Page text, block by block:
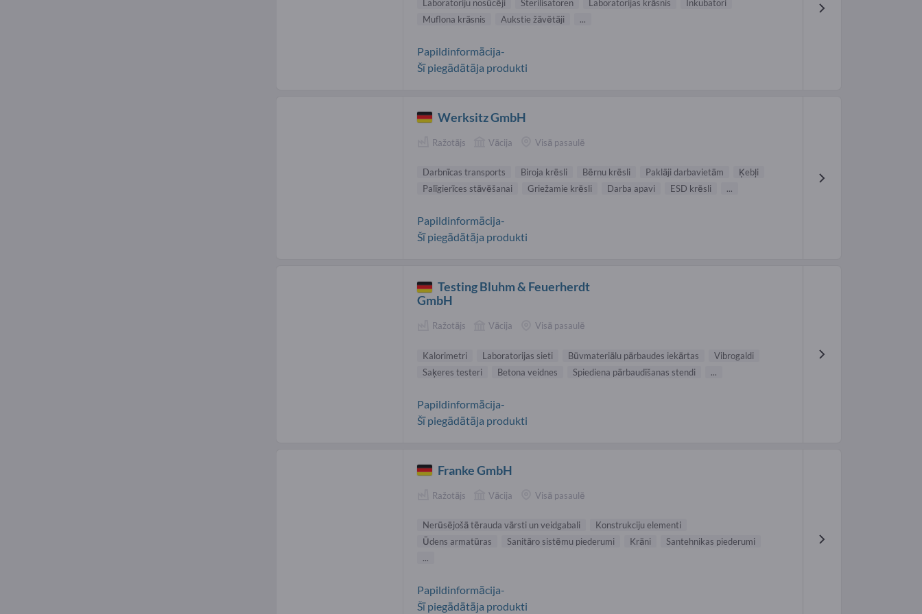
Laboratoriju nosūcēji Sterilisatoren Laboratorijas krāsnis
Inkubatori
Muflona krāsnis
Aukstie žāvētāji ...
Papildinformācija-
Šī piegādātāja produkti
Werksitz GmbH
Ražotājs Vācija Visā pasaulē
Darbnīcas transports Biroja krēsli Bērnu krēsli Paklāji darbavietām
Ķebļi
Palīgierīces stāvēšanai
Griežamie krēsli Darba apavi ESD krēsli ...
Papildinformācija-
Šī piegādātāja produkti
Testing Bluhm & Feuerherdt
GmbH
Ražotājs Vācija Visā pasaulē
Kalorimetri Laboratorijas sieti Būvmateriālu pārbaudes iekārtas
Vibrogaldi
Saķeres testeri
Betona veidnes Spiediena pārbaudīšanas stendi ...
Papildinformācija-
Šī piegādātāja produkti
Franke GmbH
Ražotājs Vācija Visā pasaulē
Nerūsējošā tērauda vārsti un veidgabali
Konstrukciju elementi
Ūdens armatūras
Sanitāro sistēmu piederumi Krāni
Santehnikas piederumi
...
Papildinformācija-
Šī piegādātāja produkti